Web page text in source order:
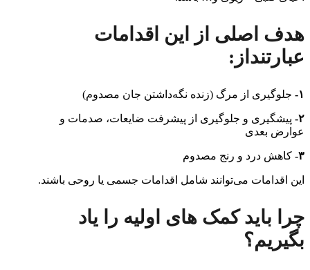
هدف اصلی از این اقدامات
عبارتنداز:
۱- جلوگیری از مرگ (زنده نگه‌داشتن جان مصدوم)
۲- پیشگیری و جلوگیری از پیشرفت ضایعات، صدمات و
عوارض بعدی
۳- کاهش درد و رنج مصدوم
این اقدامات می‌توانند شامل اقدامات جسمی یا روحی باشند.
چرا باید کمک های اولیه را یاد
بگیریم؟